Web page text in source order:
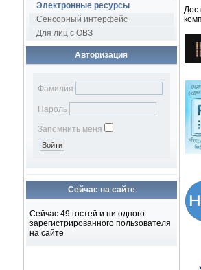
Электронные ресурсы
Сенсорный интерфейс
Для лиц с ОВЗ
Авторизация
Фамилия
Пароль
Запомнить меня
Сейчас на сайте
Сейчас 49 гостей и ни одного
зарегистрированного пользователя
на сайте